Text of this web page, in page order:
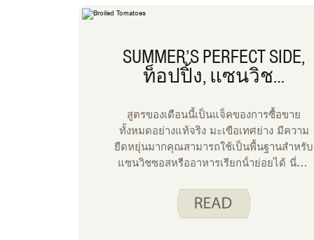
SUMMER’S PERFECT SIDE,
ท็อปปิ้ง, แซนวิช…
สูตรของเดือนนี้เป็นแจ็คของการซื้อขาย
ทั้งหมดอย่างแท้จริง มะเขือเทศย่าง มีความ
ยืดหยุ่นมากคุณสามารถใช้เป็นพื้นฐานสําหรับ
แซนวิชซอสหรืออาหารเรียกน้ําย่อยได้ นี่คือ